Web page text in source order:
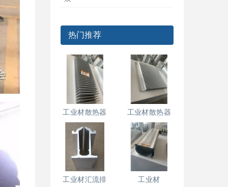
热门推荐
工业材散热器 工业材散热器
工业材汇流排 工业材